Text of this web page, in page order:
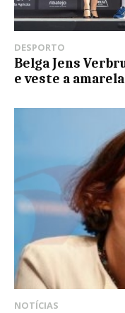
DESPORTO
Belga Jens
e veste a
NOTÍCIAS